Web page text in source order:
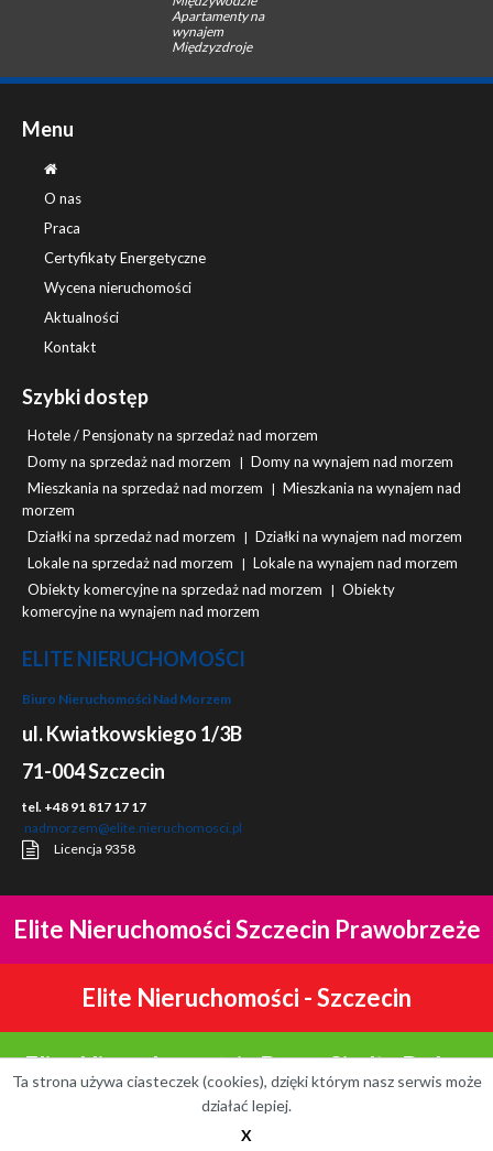
Ta strona używa ciasteczek (cookies), dzięki którym nasz serwis może
działać lepiej.
X
Apartamenty na
wynajem
Międzyzdroje
Menu
O nas
Praca
Certyfikaty Energetyczne
Wycena nieruchomości
Aktualności
Kontakt
Szybki dostęp
Hotele / Pensjonaty na sprzedaż nad morzem
Domy na sprzedaż nad morzem | Domy na wynajem nad morzem
Mieszkania na sprzedaż nad morzem | Mieszkania na wynajem nad
morzem
Działki na sprzedaż nad morzem | Działki na wynajem nad morzem
Lokale na sprzedaż nad morzem | Lokale na wynajem nad morzem
Obiekty komercyjne na sprzedaż nad morzem | Obiekty
komercyjne na wynajem nad morzem
ELITE NIERUCHOMOŚCI
Biuro Nieruchomości Nad Morzem
ul. Kwiatkowskiego 1/3B
71-004 Szczecin
tel. +48 91 817 17 17
nadmorzem@elite.nieruchomosci.pl
Licencja 9358
Elite Nieruchomości Szczecin Prawobrzeże
Elite Nieruchomości - Szczecin
Elite Nieruchomości - Domy Siadło Dolne
Nieruchomości nad morzem